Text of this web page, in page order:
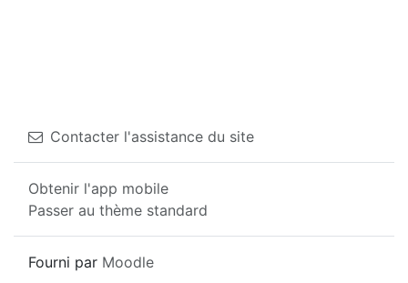
Contacter l'assistance du site
Obtenir l'app mobile
Passer au thème standard
Fourni par Moodle